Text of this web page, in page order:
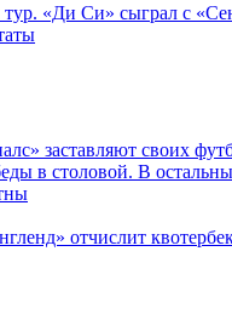
«Ди Си» сыграл с
заставляют своих
в столовой. В
отчислит